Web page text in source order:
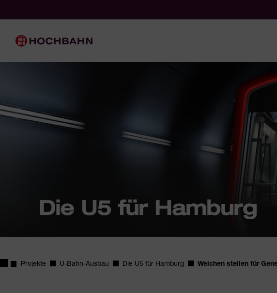
Hauptnavigation
Die U5 für Hamburg
Startseite
Projekte U-Bahn-Ausbau Die U5 für Hamburg Weichen stellen für